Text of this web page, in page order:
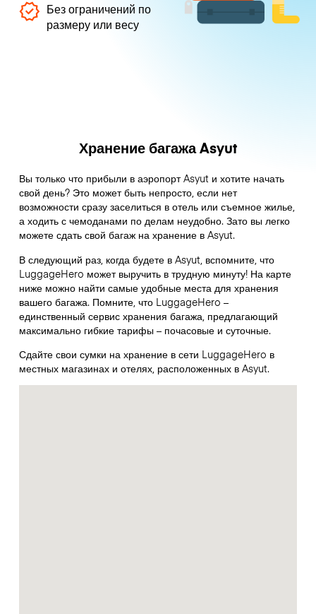
Без ограничений по
размеру или весу
Хранение багажа Asyut
Вы только что прибыли в аэропорт Asyut и хотите начать
свой день? Это может быть непросто, если нет
возможности сразу заселиться в отель или съемное жилье,
а ходить с чемоданами по делам неудобно. Зато вы легко
можете сдать свой багаж на хранение в Asyut.
В следующий раз, когда будете в Asyut, вспомните, что
LuggageHero может выручить в трудную минуту! На карте
ниже можно найти самые удобные места для хранения
вашего багажа. Помните, что LuggageHero –
единственный сервис хранения багажа, предлагающий
максимально гибкие тарифы – почасовые и суточные.
Сдайте свои сумки на хранение в сети LuggageHero в
местных магазинах и отелях, расположенных в Asyut.